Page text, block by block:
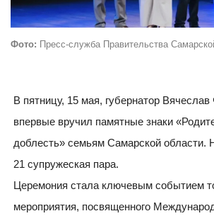
Фото: Пресс-служба Правительства
В пятницу, 15 мая, губернатор
впервые вручил памятные знаки
доблесть» семьям Самарской области.
21 супружеская пара.
Церемония стала ключевым событием
мероприятия, посвященного